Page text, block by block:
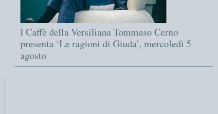
l Caffè della Versiliana Tommaso Cerno
presenta ‘Le ragioni di Giuda’, mercoledì 5
agosto